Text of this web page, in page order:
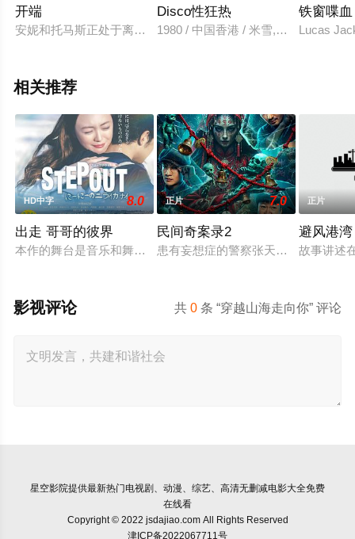
开端
安妮和托马斯正处于离婚边缘，这时安妮发生了中风，迫使他
Disco性狂热
1980 / 中国香港 / 米雪,乔奇,张淑仪,
铁窗喋血
Lucas
相关推荐
HD中字 8.0
出走 哥哥的彼界
本作的舞台是音乐和舞蹈融入生活的冲绳。与母亲朱音、妹妹
正片 7.0
民间奇案录2
患有妄想症的警察张天盛遇上一起离
正片
避风港湾
故事讲述
共0 条 “穿越山海走向你” 评论
影视评论
星空影院提供最新热门电视剧、动漫、综艺、高清无删减电影大全免费
在线看
Copyright © 2022 jsdajiao.com All Rights Reserved
津ICP备2022067711号